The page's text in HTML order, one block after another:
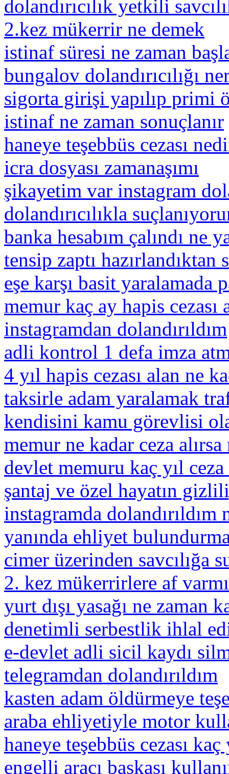
dolandırıcılık yetkili
2.kez mükerrir ne demek
istinaf süresi ne zaman
bungalov dolandırıcılığı
sigorta girişi yapılıp primi
istinaf ne zaman sonuçlanır
haneye teşebbüs cezası
icra dosyası zamanaşımı
şikayetim var instagram
dolandırıcılıkla
banka hesabım çalındı ne
tensip zaptı
eşe karşı basit yaralamada
memur kaç ay hapis cezası
instagramdan dolandırıldım
adli kontrol 1 defa imza
4 yıl hapis cezası alan ne
taksirle adam yaralamak
kendisini kamu görevlisi
memur ne kadar ceza
devlet memuru kaç yıl
şantaj ve özel hayatın
instagramda dolandırıldım
yanında ehliyet
cimer üzerinden savcılığa
2. kez mükerrirlere af varmı
yurt dışı yasağı ne zaman
denetimli serbestlik ihlal
e-devlet adli sicil kaydı
telegramdan dolandırıldım
kasten adam öldürmeye
araba ehliyetiyle motor
haneye teşebbüs cezası kaç
engelli aracı başkası